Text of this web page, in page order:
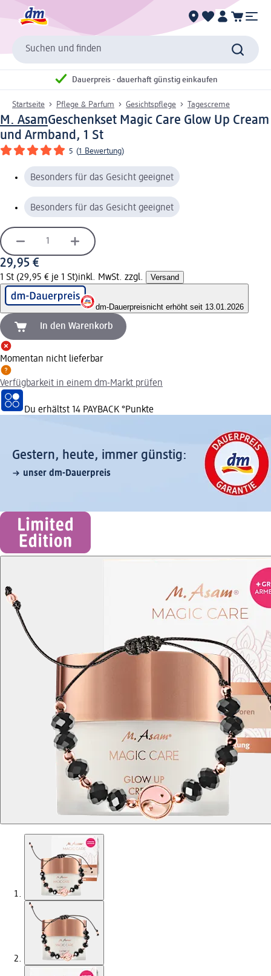
Suchen und finden
Dauerpreis - dauerhaft günstig einkaufen
Startseite Pflege & Parfum Gesichtspflege Tagescreme
M. AsamGeschenkset Magic Care Glow Up Cream
und Armband, 1 St
5 (1 Bewertung)
Besonders für das Gesicht geeignet
Besonders für das Gesicht geeignet
29,95 €
1 St (29,95 € je 1 St)inkl. MwSt. zzgl. Versand
dm-Dauerpreisnicht erhöht seit 13.01.2026
In den Warenkorb
Momentan nicht lieferbar
Verfügbarkeit in einem dm-Markt prüfen
Du erhältst 14 PAYBACK °Punkte
Gestern, heute, immer günstig:
unser dm-Dauerpreis